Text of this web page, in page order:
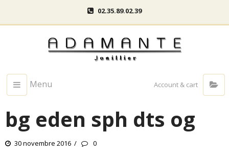
02.35.89.02.39
Menu Account & cart
bg eden sph dts og
30 novembre 2016 0